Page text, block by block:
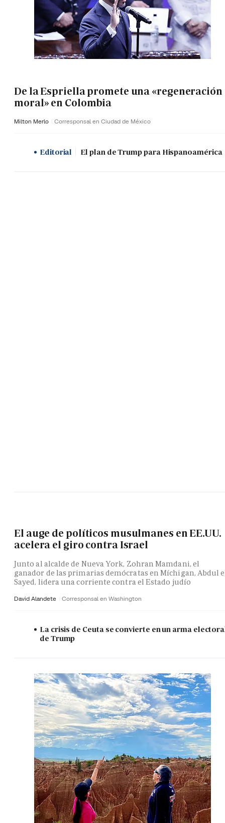
De la Espriella promete una «regeneración
moral» en Colombia
Milton Merlo Corresponsal en Ciudad de México
Editorial El plan de Trump para Hispanoamérica
El auge de políticos musulmanes en EE.UU.
acelera el giro contra Israel
Junto al alcalde de Nueva York, Zohran Mamdani, el
ganador de las primarias demócratas en Míchigan, Abdul
Sayed, lidera una corriente contra el Estado judío
David Alandete Corresponsal en Washington
La crisis de Ceuta se convierte en un arma
de Trump